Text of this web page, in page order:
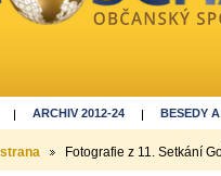
ARCHIV 2012-24 BESEDY
ZA REGISTRACI
Fotografie z 11. Setkání